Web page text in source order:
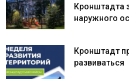
Кронштадта
наружного
Кронштадт
развиваться